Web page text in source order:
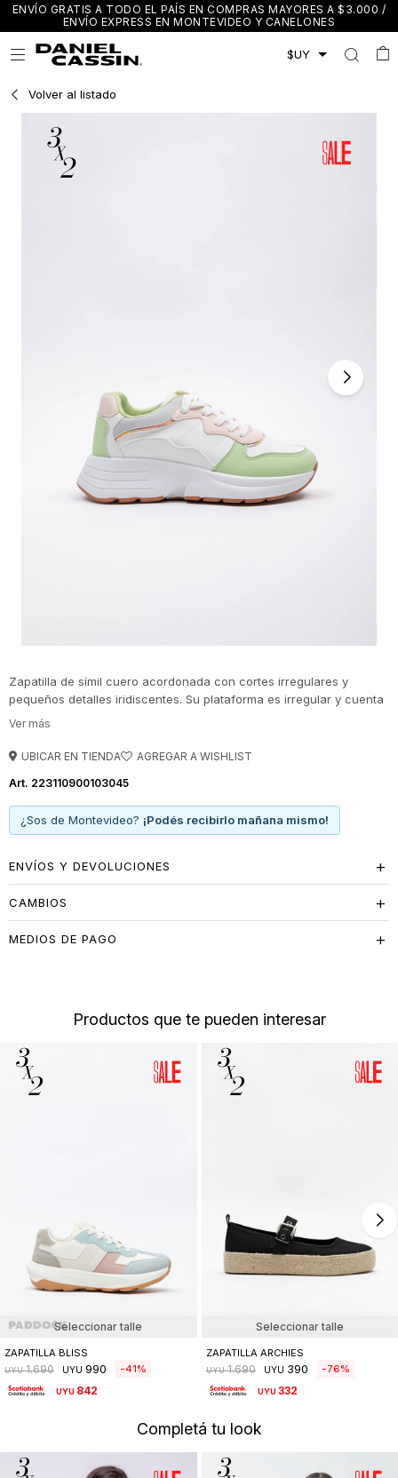
ENVÍO GRATIS A TODO EL PAÍS EN COMPRAS MAYORES A $3.000 /
ENVÍO EXPRESS EN MONTEVIDEO Y CANELONES

Volver al listado
Zapatilla de símil cuero acordonada con cortes irregulares y
pequeños detalles iridiscentes. Su plataforma es irregular y cuenta
con 5 cm de alto.
UBICAR EN TIENDA
223110900103045
¿Sos de Montevideo? ¡Podés recibirlo mañana mismo!
ENVÍOS Y DEVOLUCIONES
CAMBIOS
MEDIOS DE PAGO
Productos que te pueden interesar
Seleccionar talle
ZAPATILLA BLISS
UYU 1.690 UYU 990 41
UYU 842
Seleccionar talle
ZAPATILLA ARCHIES
UYU 1.690 UYU 390 76
UYU 332
Completá tu look